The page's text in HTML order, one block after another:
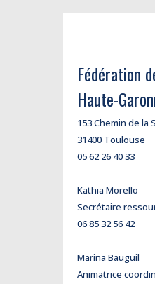
Fédération
Haute-
153 Chemin de la
31400 Toulouse
05 62 26 40 33
Kathia Morello
Secrétaire
06 85 32 56 42
Marina Bauguil
Animatrice